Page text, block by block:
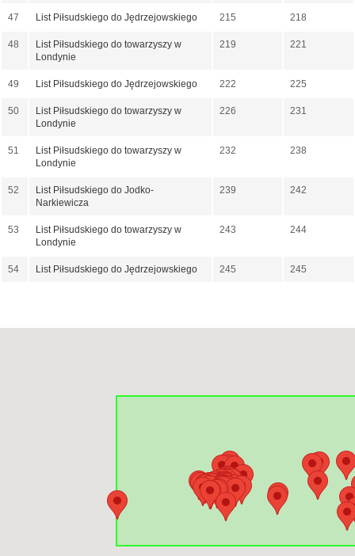
47 List Piłsudskiego do Jędrzejowskiego 215 218
48
List Piłsudskiego do towarzyszy w
Londynie
219 221
49 List Piłsudskiego do Jędrzejowskiego 222 225
50
List Piłsudskiego do towarzyszy w
Londynie
226 231
51
List Piłsudskiego do towarzyszy w
Londynie
232 238
52
List Piłsudskiego do Jodko-
Narkiewicza
239 242
53
List Piłsudskiego do towarzyszy w
Londynie
243 244
54 List Piłsudskiego do Jędrzejowskiego 245 245